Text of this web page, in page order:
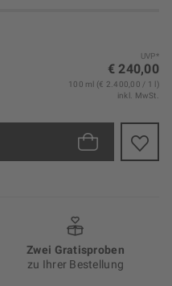
UVP*
€ 240,00
100 ml (€ 2.400,00 / 1 l)
inkl. MwSt.
Zwei Gratisproben
zu Ihrer Bestellung